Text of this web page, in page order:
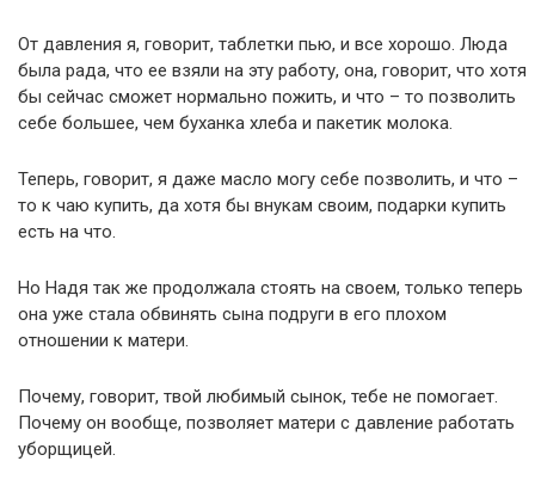
От давления я, говорит, таблетки пью, и все хорошо. Люда
была рада, что ее взяли на эту работу, она, говорит, что хотя
бы сейчас сможет нормально пожить, и что – то позволить
себе большее, чем буханка хлеба и пакетик молока.
Теперь, говорит, я даже масло могу себе позволить, и что –
то к чаю купить, да хотя бы внукам своим, подарки купить
есть на что.
Но Надя так же продолжала стоять на своем, только теперь
она уже стала обвинять сына подруги в его плохом
отношении к матери.
Почему, говорит, твой любимый сынок, тебе не помогает.
Почему он вообще, позволяет матери с давление работать
уборщицей.